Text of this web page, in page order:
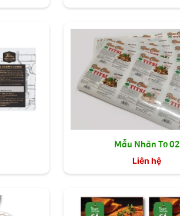
Mẫu Nhãn To 02
Liên hệ